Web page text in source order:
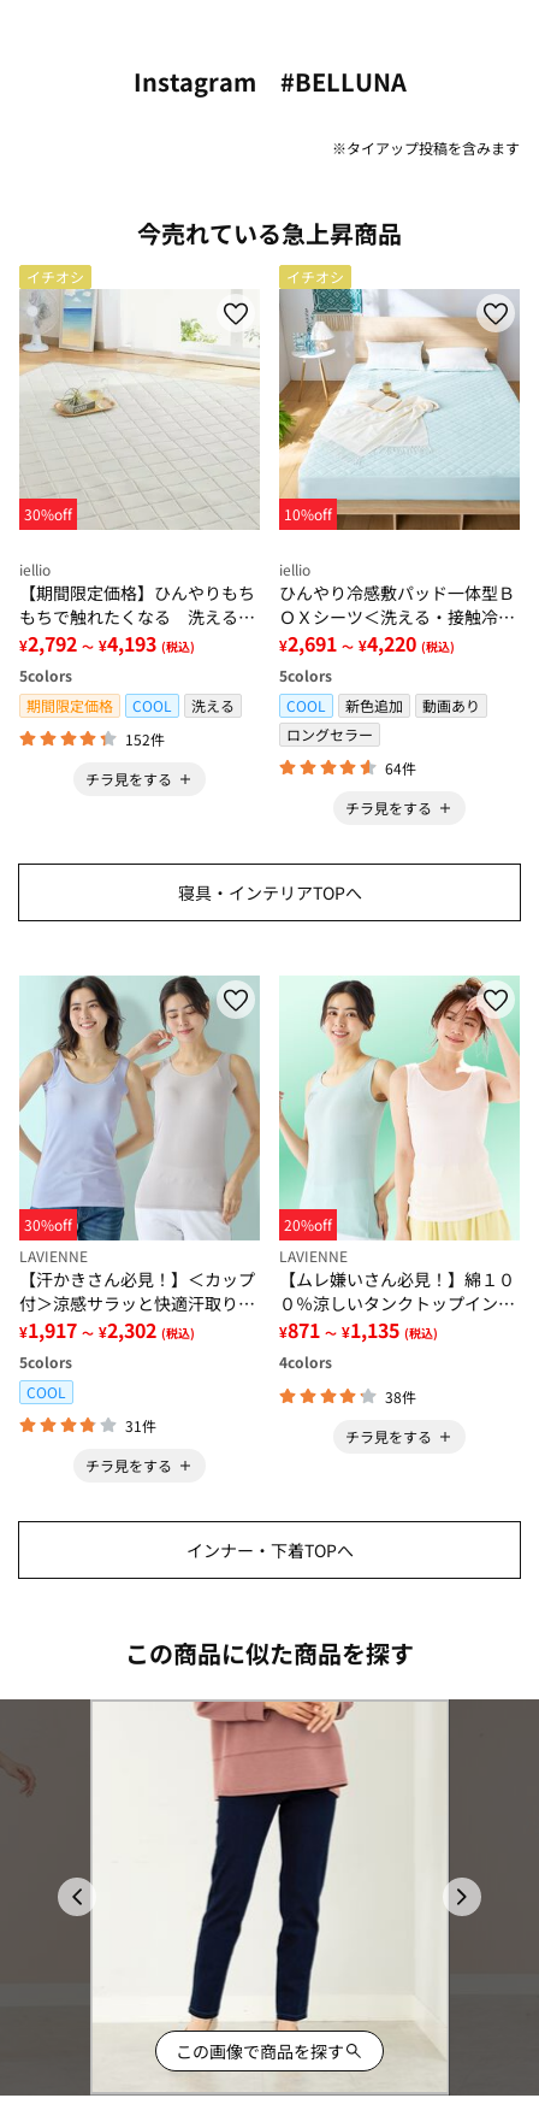
Instagram #BELLUNA
※タイアップ投稿を含みます
今売れている急上昇商品
イチオシ
30%off
iellio
【期間限定価格】ひんやりもち
もちで触れたくなる 洗えるラ
グ＜低反発・滑りにくい・接触
冷感・防ダニ・カーペット＞
¥2,792 ～ ¥4,193 (税込)
5colors
期間限定価格
COOL
洗える
152件
チラ見をする
イチオシ
10%off
iellio
ひんやり冷感敷パッド一体型Ｂ
ＯＸシーツ＜洗える・接触冷
感・抗菌防臭・時短・家事楽・
ボックスシーツ・寝苦しさ対策
＞
¥2,691 ～ ¥4,220 (税込)
5colors
COOL
新色追加
動画あり
ロングセラー
64件
チラ見をする
寝具・インテリアTOPへ
30%off
LAVIENNE
【汗かきさん必見！】＜カップ
付＞涼感サラッと快適汗取りタ
ンクトップインナー＜さらりラ
ボ＞
¥1,917 ～ ¥2,302 (税込)
5colors
COOL
31件
チラ見をする
20%off
LAVIENNE
【ムレ嫌いさん必見！】綿１０
０％涼しいタンクトップインナ
ー＜さらりラボ＞
¥871 ～ ¥1,135 (税込)
4colors
38件
チラ見をする
インナー・下着TOPへ
この商品に似た商品を探す
この画像で商品を探す